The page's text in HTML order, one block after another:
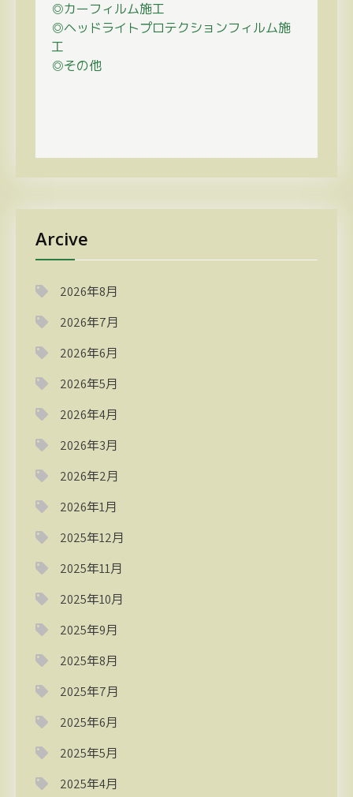
◎カーフィルム施工
◎ヘッドライトプロテクションフィルム施
工
◎その他
Arcive
2026年8月
2026年7月
2026年6月
2026年5月
2026年4月
2026年3月
2026年2月
2026年1月
2025年12月
2025年11月
2025年10月
2025年9月
2025年8月
2025年7月
2025年6月
2025年5月
2025年4月